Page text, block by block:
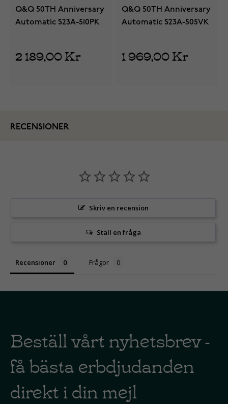
Q&Q 50TH Anniversary
Automatic S23A-510PK
2 189,00 Kr
Q&Q 50TH Anniversary
Automatic S23A-505VK
1 969,00 Kr
RECENSIONER
Skriv en recension
Ställ en fråga
Recensioner Frågor
Beställ vårt nyhetsbrev -
få bästa erbdjudanden
direkt i din mejl